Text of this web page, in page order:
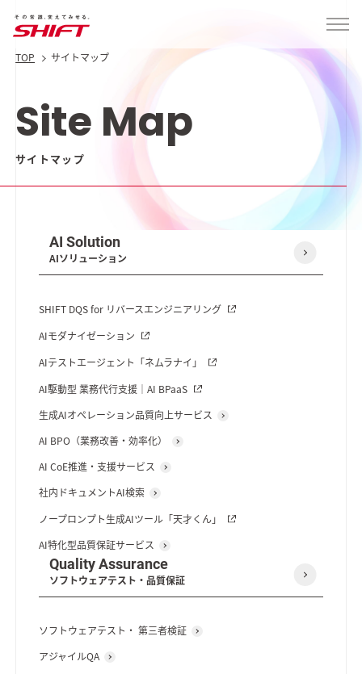
TOP サイトマップ
Site Map
サイトマップ
AI Solution
AIソリューション
SHIFT DQS for リバースエンジニアリング
AIモダナイゼーション
AIテストエージェント「ネムラナイ」
AI駆動型 業務代行支援｜AI BPaaS
生成AIオペレーション品質向上サービス
AI BPO（業務改善・効率化）
AI CoE推進・支援サービス
社内ドキュメントAI検索
ノープロンプト生成AIツール「天才くん」
AI特化型品質保証サービス
Quality Assurance
ソフトウェアテスト・品質保証
ソフトウェアテスト・ 第三者検証
アジャイルQA